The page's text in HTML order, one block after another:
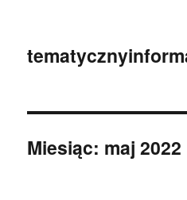
Miesiąc: maj 2022